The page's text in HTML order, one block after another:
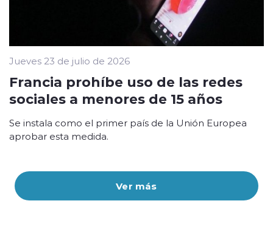
Ver más
Jueves 23 de julio de 2026
Francia prohíbe uso de las redes
sociales a menores de 15 años
Se instala como el primer país de la Unión Europea
aprobar esta medida.